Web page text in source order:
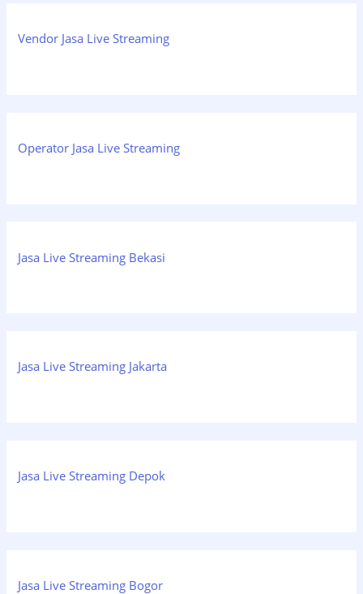
Vendor Jasa Live Streaming
Operator Jasa Live Streaming
Jasa Live Streaming Bekasi
Jasa Live Streaming Jakarta
Jasa Live Streaming Depok
Jasa Live Streaming Bogor